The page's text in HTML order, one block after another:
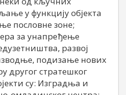
у функцију објекта
пословне зоне;
за унапређење
развој
подизање нових
другог стратешког
су: Изградња и